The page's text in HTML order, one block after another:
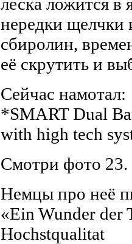
нередки щелчки
сбиролин,
её скрутить и
Сейчас намотал:
*SMART Dual
with high tech
Смотри фото 23.
Немцы про неё
«Ein Wunder der
Hochstqualitat